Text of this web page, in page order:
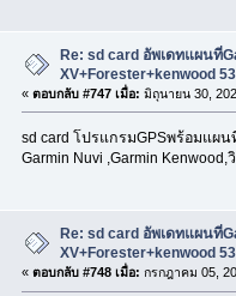
Re: sd card อัพเดทแผนที่
XV+Forester+kenwood
« ตอบกลับ #747 เมื่อ: มิถุนายน 30,
sd card โปรแกรมGPSพร้อมแผน
Garmin Nuvi ,Garmin
Re: sd card อัพเดทแผนที่
XV+Forester+kenwood
« ตอบกลับ #748 เมื่อ: กรกฎาคม 05,